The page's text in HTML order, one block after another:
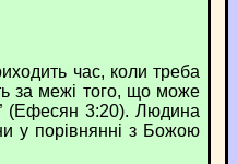
час, коли треба
за межі того, що може
(Ефесян 3:20). Людина
у порівнянні з Божою